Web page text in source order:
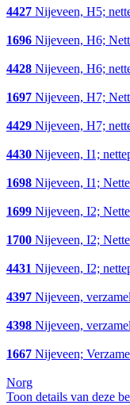
4427 Nijeveen, H5;
1696 Nijeveen, H6;
4428 Nijeveen, H6;
1697 Nijeveen, H7;
4429 Nijeveen, H7;
4430 Nijeveen, I1;
1698 Nijeveen, I1;
1699 Nijeveen, I2;
1700 Nijeveen, I2;
4431 Nijeveen, I2;
4397 Nijeveen,
4398 Nijeveen,
1667 Nijeveen;
Norg
Toon details van deze